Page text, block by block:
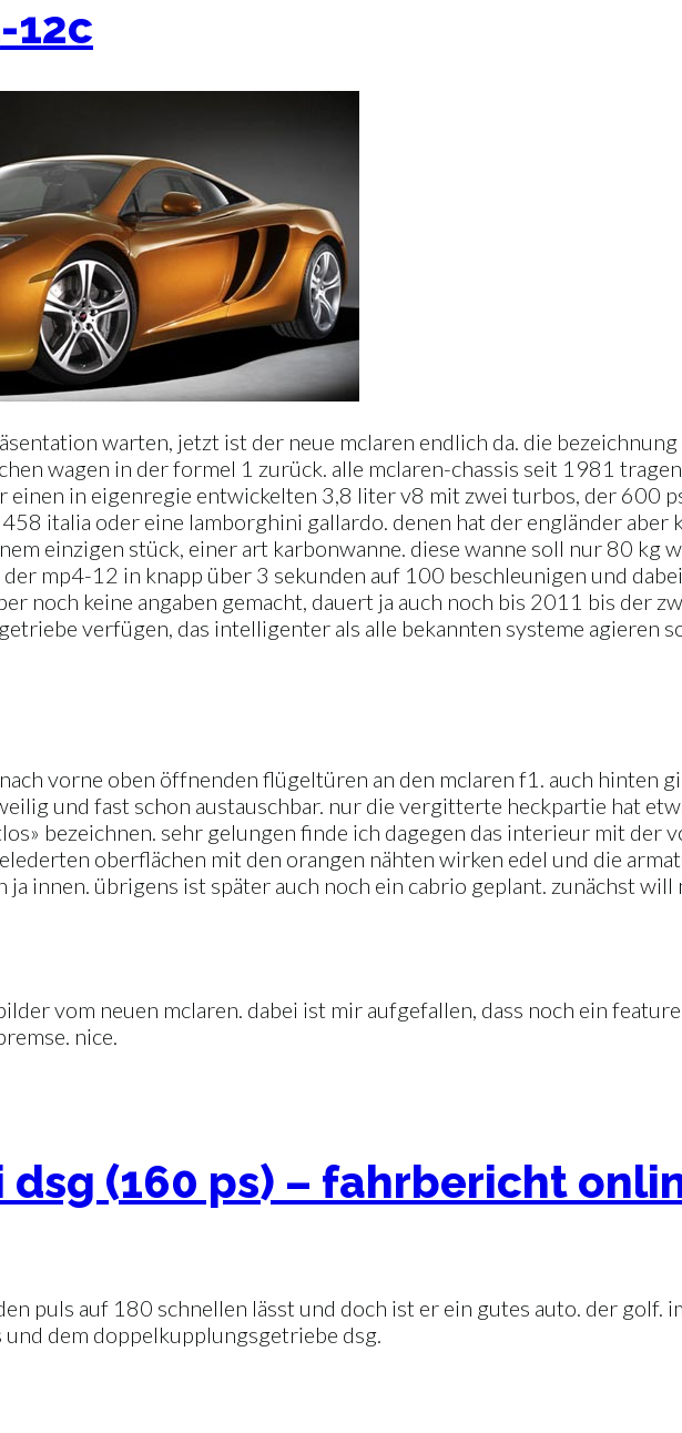
12c
warten, jetzt ist der neue mclaren endlich da. die
wagen in der formel 1 zurück. alle mclaren-chassis seit 1981
in eigenregie entwickelten 3,8 liter v8 mit zwei turbos, der 600
italia oder eine lamborghini gallardo. denen hat der engländer aber
einzigen stück, einer art karbonwanne. diese wanne soll nur 80 kg
mp4-12 in knapp über 3 sekunden auf 100 beschleunigen und
noch keine angaben gemacht, dauert ja auch noch bis 2011 bis der
verfügen, das intelligenter als alle bekannten systeme agieren
vorne oben öffnenden flügeltüren an den mclaren f1. auch hinten
und fast schon austauschbar. nur die vergitterte heckpartie hat
bezeichnen. sehr gelungen finde ich dagegen das interieur mit
oberflächen mit den orangen nähten wirken edel und die
ja innen. übrigens ist später auch noch ein cabrio geplant. zunächst
vom neuen mclaren. dabei ist mir aufgefallen, dass noch ein
nice.
dsg (160 ps) – fahrbericht
puls auf 180 schnellen lässt und doch ist er ein gutes auto. der
dem doppelkupplungsgetriebe dsg.